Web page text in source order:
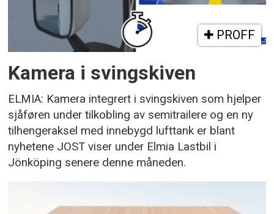
PROFF
Kamera i svingskiven
ELMIA: Kamera integrert i svingskiven som hjelper
sjåføren under tilkobling av semitrailere og en ny
tilhengeraksel med innebygd lufttank er blant
nyhetene JOST viser under Elmia Lastbil i
Jönköping senere denne måneden.